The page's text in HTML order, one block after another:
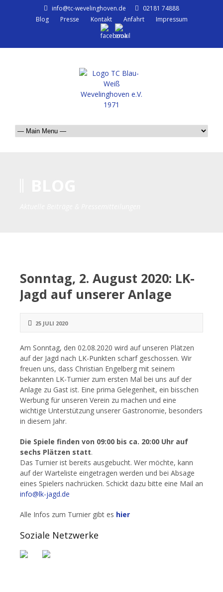
info@tc-wevelinghoven.de
02181 74888
Blog
Presse Kontakt Anfahrt Impressum
Sonntag, 2. August 2020: LK-
Jagd auf unserer Anlage
25 JULI 2020
Am Sonntag, den 02.08.2020 wird auf unseren Plätzen
auf der Jagd nach LK-Punkten scharf geschossen. Wir
freuen uns, dass Christian Engelberg mit seinem
bekannten LK-Turnier zum ersten Mal bei uns auf der
Anlage zu Gast ist. Eine prima Gelegenheit, ein bisschen
Werbung für unseren Verein zu machen und eine
wichtige Unterstützung unserer Gastronomie, besonders
in diesem Jahr.
Die Spiele finden von 09:00 bis ca. 20:00 Uhr auf
sechs Plätzen statt.
Das Turnier ist bereits ausgebucht. Wer möchte, kann
auf der Warteliste eingetragen werden und bei Absage
eines Spielers nachrücken. Schickt dazu bitte eine Mail an
info@lk-jagd.de
Alle Infos zum Turnier gibt es hier
Soziale Netzwerke